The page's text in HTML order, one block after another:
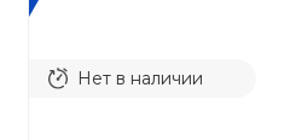
Нет в наличии